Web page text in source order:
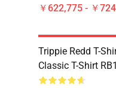
￥622,775 - ￥
Trippie Redd T-
Classic T-Shirt